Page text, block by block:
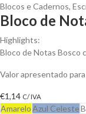
Blocos e Cadernos,
Bloco de
Highlights:
Bloco de Notas Bosco
Valor apresentado
€1,14 C/ IVA
AmareloAzul Celeste